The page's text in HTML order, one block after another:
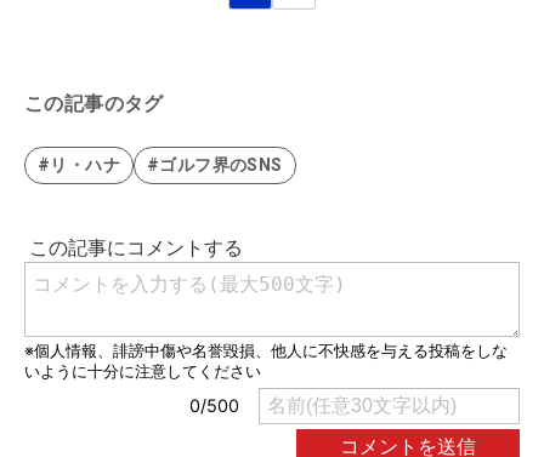
この記事のタグ
#リ・ハナ #ゴルフ界のSNS